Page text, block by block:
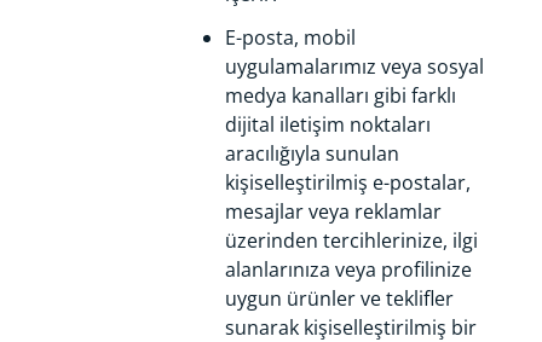
E-posta, mobil
uygulamalarımız veya sosyal
medya kanalları gibi farklı
dijital iletişim noktaları
aracılığıyla sunulan
kişiselleştirilmiş e-postalar,
mesajlar veya reklamlar
üzerinden tercihlerinize, ilgi
alanlarınıza veya profilinize
uygun ürünler ve teklifler
sunarak kişiselleştirilmiş bir